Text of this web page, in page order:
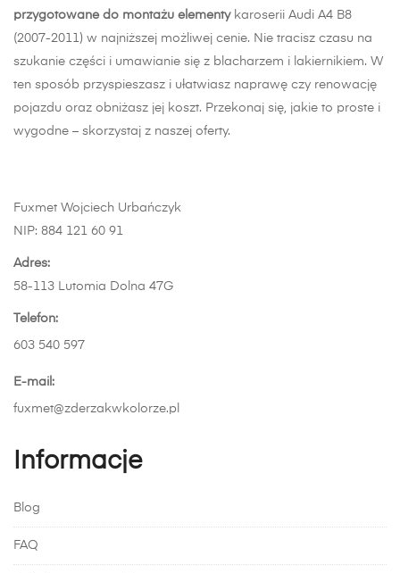
przygotowane do montażu elementy karoserii Audi A4 B8
(2007-2011) w najniższej możliwej cenie. Nie tracisz czasu na
szukanie części i umawianie się z blacharzem i lakiernikiem. W
ten sposób przyspieszasz i ułatwiasz naprawę czy renowację
pojazdu oraz obniżasz jej koszt. Przekonaj się, jakie to proste i
wygodne – skorzystaj z naszej oferty.
Fuxmet Wojciech Urbańczyk
NIP: 884 121 60 91
Adres:
58-113 Lutomia Dolna 47G
Telefon:
603 540 597
E-mail:
fuxmet@zderzakwkolorze.pl
Informacje
Blog
FAQ